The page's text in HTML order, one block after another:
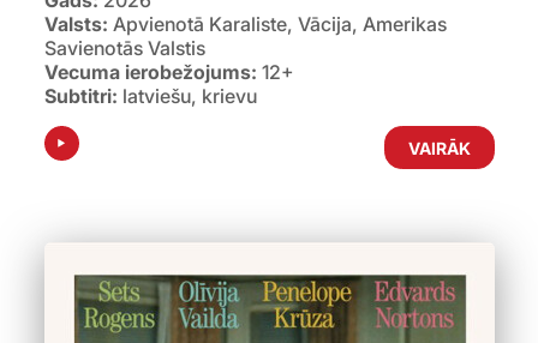
Valsts: Apvienotā Karaliste, Vācija, Amerikas
Savienotās Valstis
Vecuma ierobežojums: 12+
Subtitri: latviešu, krievu
VAIRĀK